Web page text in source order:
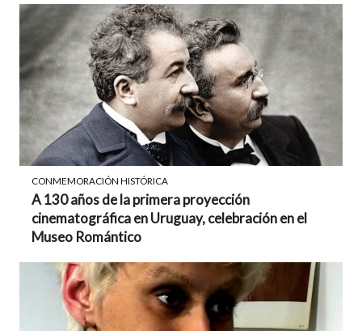
CONMEMORACIÓN HISTÓRICA
A 130 años de la primera proyección
cinematográfica en Uruguay, celebración en el
Museo Romántico